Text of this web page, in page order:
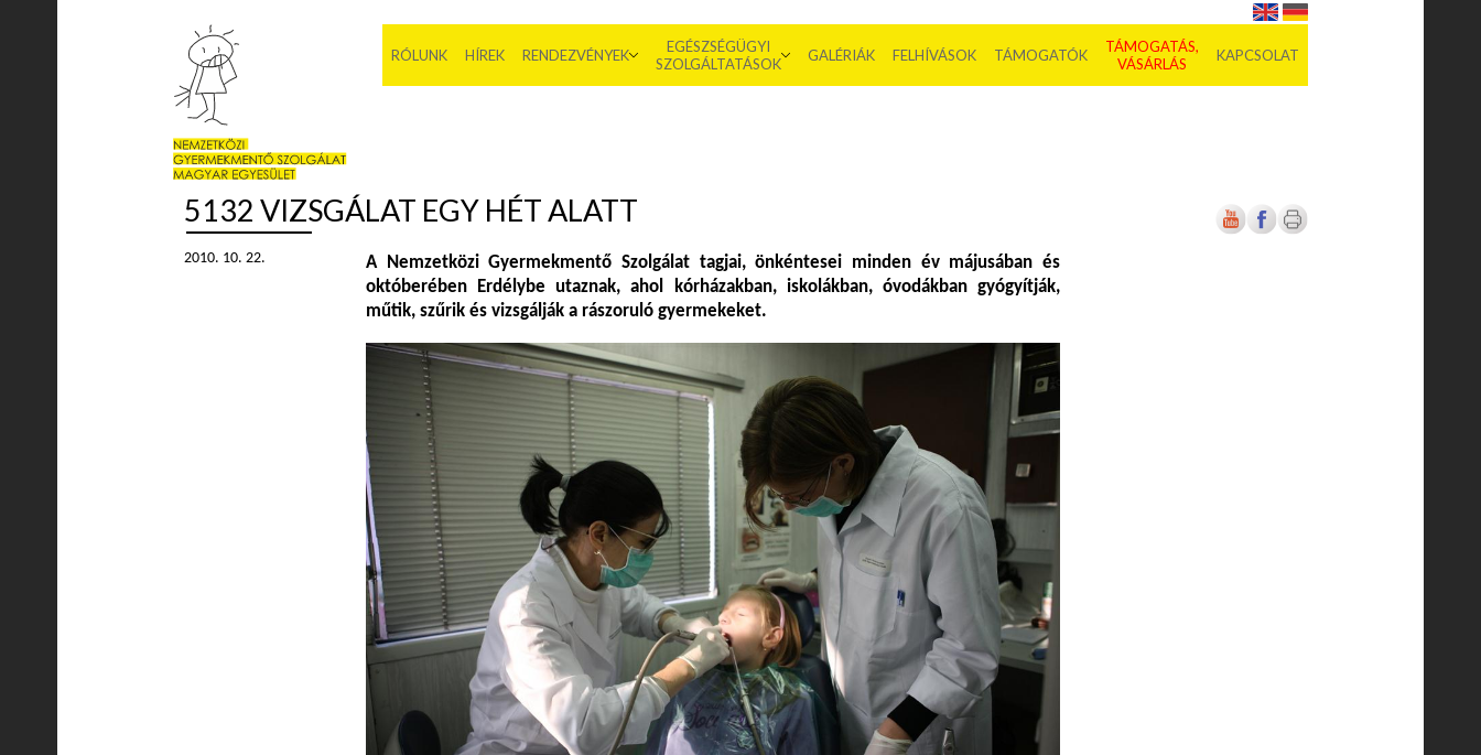
RÓLUNK HÍREK RENDEZVÉNYEK
EGÉSZSÉGÜGYI
SZOLGÁLTATÁSOK
GALÉRIÁK FELHÍVÁSOK TÁMOGATÓK
TÁMOGATÁS,
VÁSÁRLÁS
KAPCSOLAT
5132 VIZSGÁLAT EGY HÉT ALATT
2010. 10. 22.
A Nemzetközi Gyermekmentő Szolgálat tagjai, önkéntesei minden év májusában és
októberében Erdélybe utaznak, ahol kórházakban, iskolákban, óvodákban gyógyítják,
műtik, szűrik és vizsgálják a rászoruló gyermekeket.